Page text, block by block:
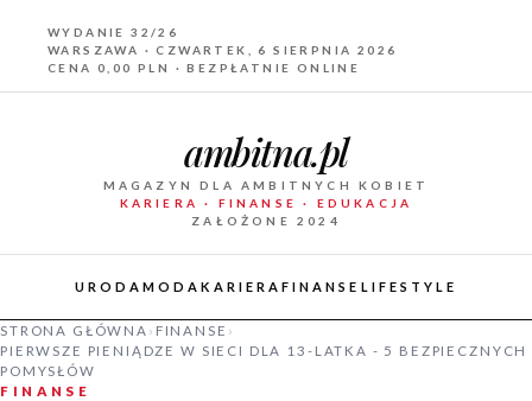
WYDANIE 32/26
WARSZAWA · CZWARTEK, 6 SIERPNIA 2026
CENA 0,00 PLN · BEZPŁATNIE ONLINE
ambitna.pl
MAGAZYN DLA AMBITNYCH KOBIET
KARIERA · FINANSE · EDUKACJA
ZAŁOŻONE 2024
URODAMODAKARIERA FINANSE LIFESTYLE
STRONA GŁÓWNA › FINANSE ›
PIERWSZE PIENIĄDZE W SIECI DLA 13-LATKA - 5 BEZPIECZNYCH
POMYSŁÓW
FINANSE